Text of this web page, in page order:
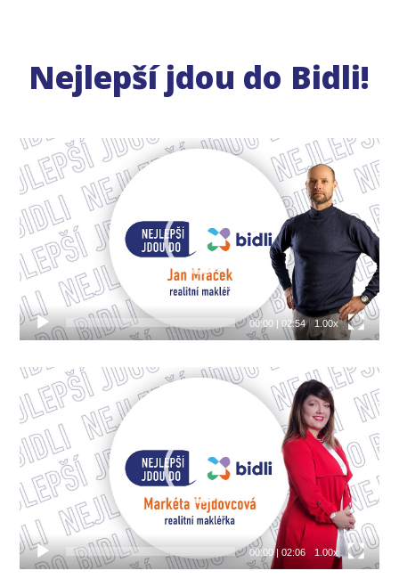
Nejlepší jdou do Bidli!
Video
přehrávač
00:00| 02:54 1.00x
Video
přehrávač
00:00| 02:06 1.00x